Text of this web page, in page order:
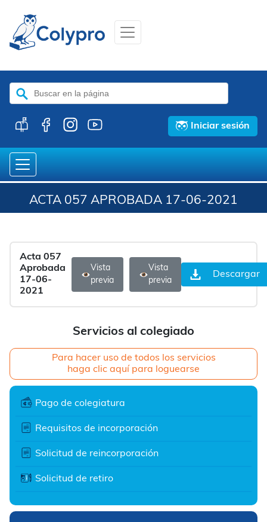
Buscar:
Iniciar sesión
ACTA 057 APROBADA 17-06-2021
Servicios al colegiado
Para hacer uso de todos los servicios
haga clic aquí para loguearse
Pago de colegiatura
Requisitos de incorporación
Solicitud de reincorporación
Solicitud de retiro
Acta 057
Aprobada
17-06-
2021
Vista
previa
Vista
previa
Descargar